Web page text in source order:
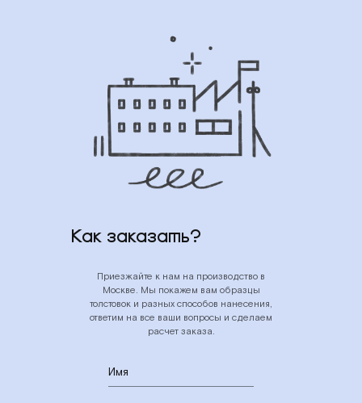
Как заказать?
Приезжайте к нам на производство в
Москве. Мы покажем вам образцы
толстовок и разных способов нанесения,
ответим на все ваши вопросы и сделаем
расчет заказа.